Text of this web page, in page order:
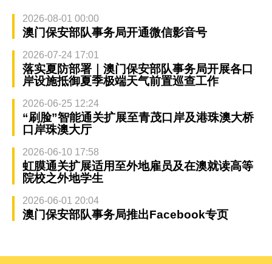
2026-08-01 00:00
澳门保安部队事务局开通微信影音号
2026-07-24 17:01
落实夏防部署｜澳门保安部队事务局开展各口
岸设施抵御夏季极端天气前置巡查工作
2026-06-25 12:24
“刷脸”智能通关扩展至青茂口岸及港珠澳大桥
口岸珠澳大厅
2026-06-10 17:58
虹膜通关扩展适用至外地雇员及在澳就读高等
院校之外地学生
2026-06-01 20:04
澳门保安部队事务局推出Facebook专页